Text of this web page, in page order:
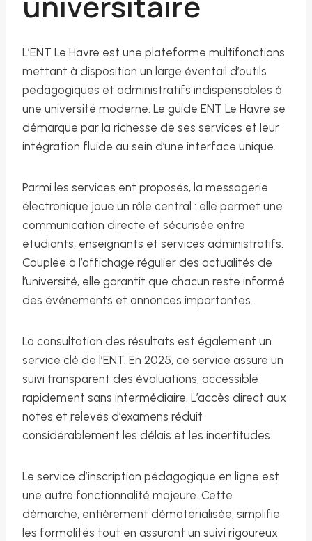
L’ENT Le Havre est une plateforme multifonctions
mettant à disposition un large éventail d’outils
pédagogiques et administratifs indispensables à
une université moderne. Le guide ENT Le Havre se
démarque par la richesse de ses services et leur
intégration fluide au sein d’une interface unique.
Parmi les services ent proposés, la messagerie
électronique joue un rôle central : elle permet une
communication directe et sécurisée entre
étudiants, enseignants et services administratifs.
Couplée à l’affichage régulier des actualités de
l’université, elle garantit que chacun reste informé
des événements et annonces importantes.
La consultation des résultats est également un
service clé de l’ENT. En 2025, ce service assure un
suivi transparent des évaluations, accessible
rapidement sans intermédiaire. L’accès direct aux
notes et relevés d’examens réduit
considérablement les délais et les incertitudes.
Le service d’inscription pédagogique en ligne est
une autre fonctionnalité majeure. Cette
démarche, entièrement dématérialisée, simplifie
les formalités tout en assurant un suivi rigoureux